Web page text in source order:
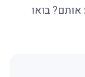
בואו